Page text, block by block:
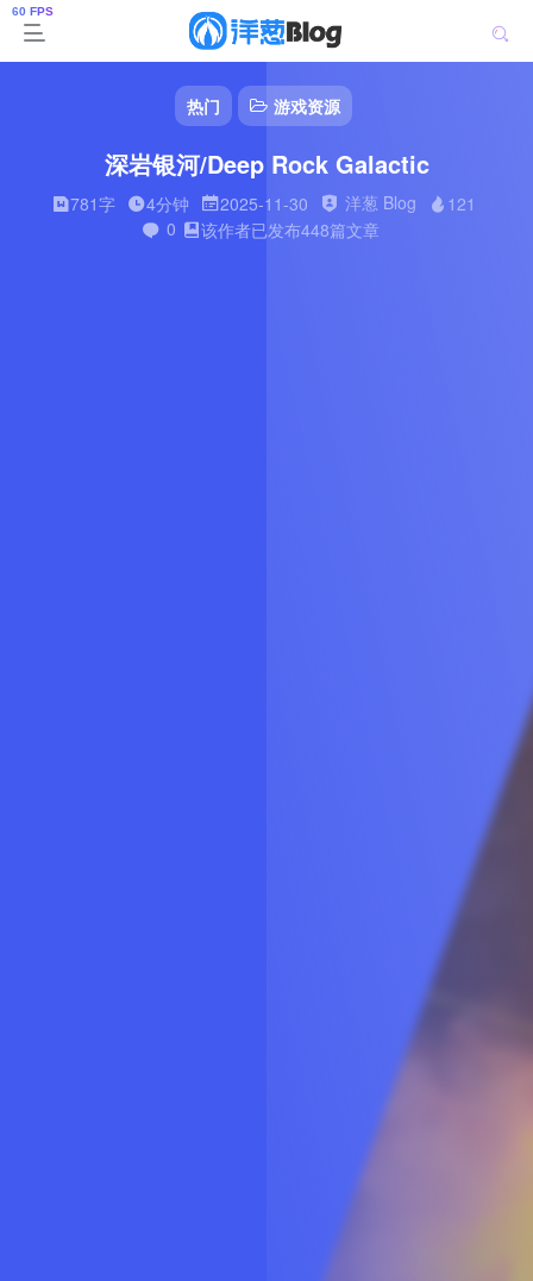
热门 游戏资源
深岩银河/Deep Rock Galactic
781字 4分钟 2025-11-30 洋葱 Blog
121
0
该作者已发布448篇文章